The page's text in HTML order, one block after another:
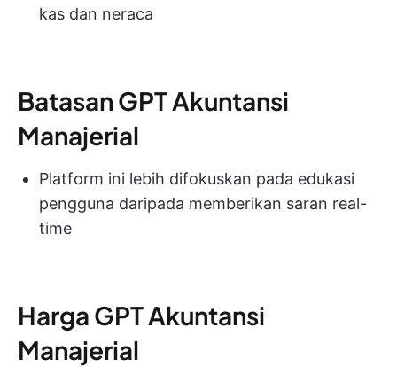
kas dan neraca
Batasan GPT Akuntansi
Manajerial
Platform ini lebih difokuskan pada edukasi
pengguna daripada memberikan saran real-
time
Harga GPT Akuntansi
Manajerial